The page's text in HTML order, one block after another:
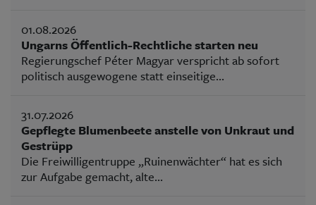
01.08.2026
Ungarns Öffentlich-Rechtliche starten neu
Regierungschef Péter Magyar verspricht ab sofort
politisch ausgewogene statt einseitige...
31.07.2026
Gepflegte Blumenbeete anstelle von Unkraut und
Gestrüpp
Die Freiwilligentruppe „Ruinenwächter“ hat es sich
zur Aufgabe gemacht, alte...